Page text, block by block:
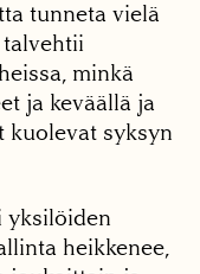
tunneta vielä
minkä
ja keväällä ja
kuolevat syksyn
yksilöiden
heikkenee,